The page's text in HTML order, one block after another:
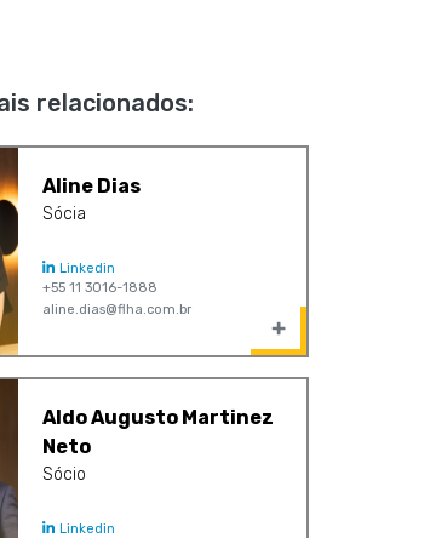
relacionados:
Aline Dias
Sócia
Linkedin
+55 11 3016-1888
aline.dias@flha.com.br
Aldo Augusto Martinez
Neto
Sócio
Linkedin